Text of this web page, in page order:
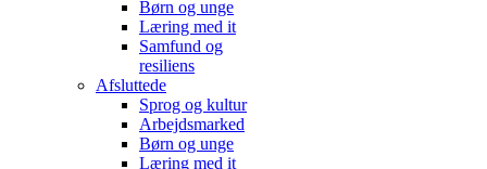
Børn og unge
Læring med it
Samfund og
resiliens
Afsluttede
Sprog og kultur
Arbejdsmarked
Børn og unge
Læring med it